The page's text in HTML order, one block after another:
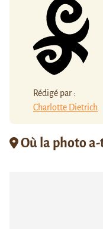
Rédigé par :
Charlotte Dietrich
Où la photo a-